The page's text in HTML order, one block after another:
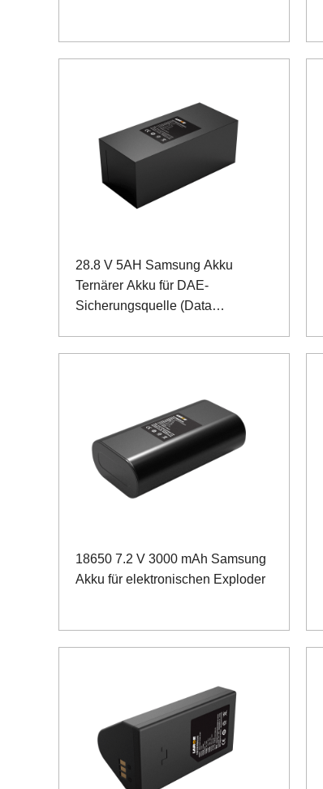
28.8 V 5AH Samsung Akku
Ternärer Akku für DAE-
Sicherungsquelle (Data
18650 7.2 V 3000 mAh Samsung
Akku für elektronischen Exploder